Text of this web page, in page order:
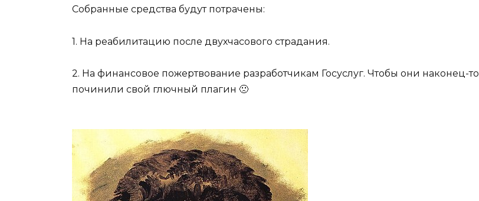
Собранные средства будут потрачены:
1. На реабилитацию после двухчасового страдания.
2. На финансовое пожертвование разработчикам Госуслуг. Чтобы они наконец-то
починили свой глючный плагин 🙁